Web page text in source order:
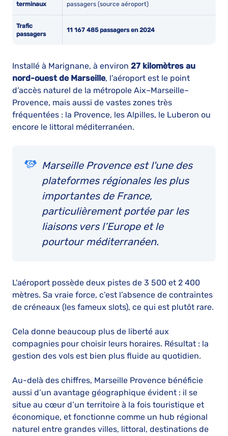
terminaux
passagers (source aéroport)
Trafic
passagers
11 167 485 passagers en 2024
Installé à Marignane, à environ 27 kilomètres au
nord-ouest de Marseille, l’aéroport est le point
d’accès naturel de la métropole Aix–Marseille–
Provence, mais aussi de vastes zones très
fréquentées : la Provence, les Alpilles, le Luberon ou
encore le littoral méditerranéen.
Marseille Provence est l'une des
plateformes régionales les plus
importantes de France,
particulièrement portée par les
liaisons vers l’Europe et le
pourtour méditerranéen.
L'aéroport possède deux pistes de 3 500 et 2 400
mètres. Sa vraie force, c’est l’absence de contraintes
de créneaux (les fameux slots), ce qui est plutôt rare.
Cela donne beaucoup plus de liberté aux
compagnies pour choisir leurs horaires. Résultat : la
gestion des vols est bien plus fluide au quotidien.
Au-delà des chiffres, Marseille Provence bénéficie
aussi d’un avantage géographique évident : il se
situe au cœur d’un territoire à la fois touristique et
économique, et fonctionne comme un hub régional
naturel entre grandes villes, littoral, destinations de